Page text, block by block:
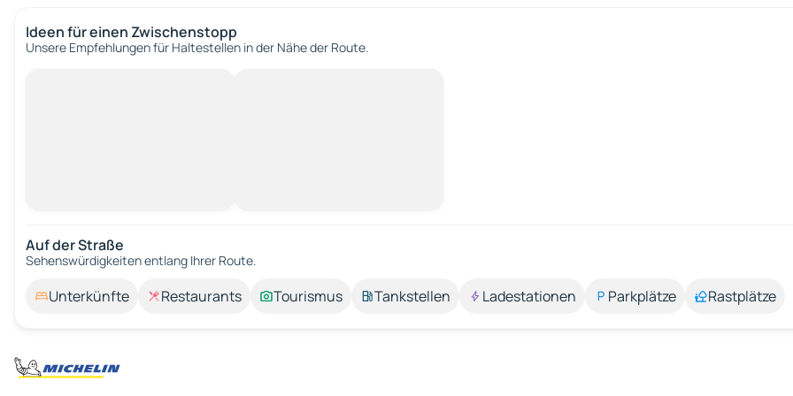
Ideen für einen Zwischenstopp
Unsere Empfehlungen für Haltestellen in der Nähe der Route.
Auf der Straße
Sehenswürdigkeiten entlang Ihrer Route.
Unterkünfte Restaurants Tourismus Tankstellen Ladestationen Parkplätze Rastplätze